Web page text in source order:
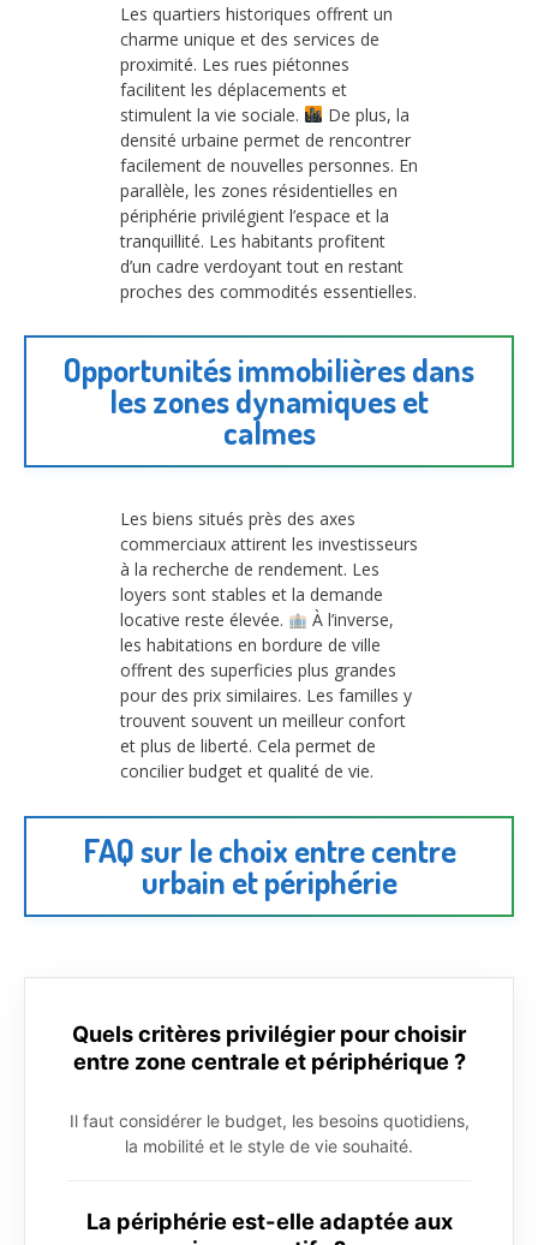
Les quartiers historiques offrent un
charme unique et des services de
proximité. Les rues piétonnes
facilitent les déplacements et
stimulent la vie sociale.
De plus, la
densité urbaine permet de rencontrer
facilement de nouvelles personnes. En
parallèle, les zones résidentielles en
périphérie privilégient l’espace et la
tranquillité. Les habitants profitent
d’un cadre verdoyant tout en restant
proches des commodités essentielles.
Opportunités immobilières dans
les zones dynamiques et
calmes
Les biens situés près des axes
commerciaux attirent les investisseurs
à la recherche de rendement. Les
loyers sont stables et la demande
locative reste élevée.
À l’inverse,
les habitations en bordure de ville
offrent des superficies plus grandes
pour des prix similaires. Les familles y
trouvent souvent un meilleur confort
et plus de liberté. Cela permet de
concilier budget et qualité de vie.
FAQ sur le choix entre centre
urbain et périphérie
Quels critères privilégier pour choisir
entre zone centrale et périphérique ?
Il faut considérer le budget, les besoins quotidiens,
la mobilité et le style de vie souhaité.
La périphérie est-elle adaptée aux